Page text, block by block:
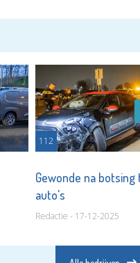
112
Gewonde na
auto's
Redactie - 17-12-2025